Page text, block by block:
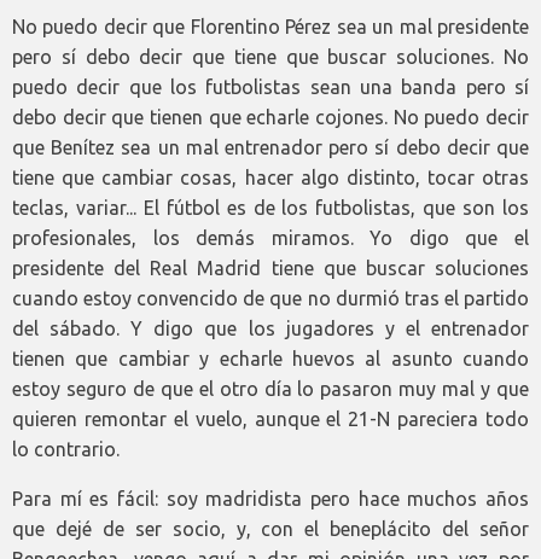
No puedo decir que Florentino Pérez sea un mal presidente
pero sí debo decir que tiene que buscar soluciones. No
puedo decir que los futbolistas sean una banda pero sí
debo decir que tienen que echarle cojones. No puedo decir
que Benítez sea un mal entrenador pero sí debo decir que
tiene que cambiar cosas, hacer algo distinto, tocar otras
teclas, variar... El fútbol es de los futbolistas, que son los
profesionales, los demás miramos. Yo digo que el
presidente del Real Madrid tiene que buscar soluciones
cuando estoy convencido de que no durmió tras el partido
del sábado. Y digo que los jugadores y el entrenador
tienen que cambiar y echarle huevos al asunto cuando
estoy seguro de que el otro día lo pasaron muy mal y que
quieren remontar el vuelo, aunque el 21-N pareciera todo
lo contrario.
Para mí es fácil: soy madridista pero hace muchos años
que dejé de ser socio, y, con el beneplácito del señor